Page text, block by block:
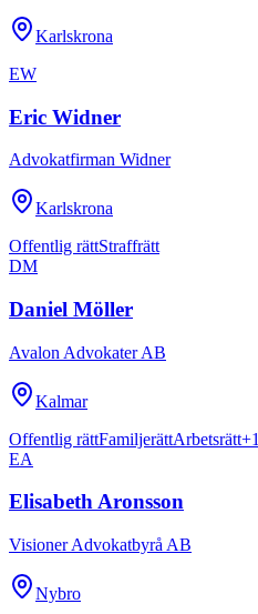
Karlskrona
EW
Eric Widner
Advokatfirman Widner
Karlskrona
Offentlig rättStraffrätt
DM
Daniel Möller
Avalon Advokater AB
Kalmar
Offentlig rättFamiljerättArbetsrätt+1
EA
Elisabeth Aronsson
Visioner Advokatbyrå AB
Nybro